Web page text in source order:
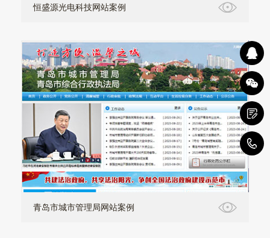
恒盛源光电科技网站案例
青岛市城市管理局网站案例